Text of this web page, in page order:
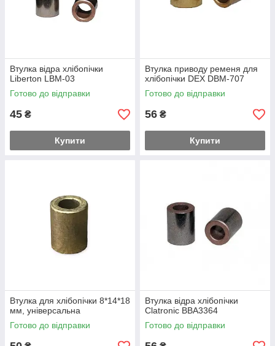
Втулка відра хлібопічки
Liberton LBM-03
Готово до відправки
45 ₴
Купити
Втулка приводу ременя для
хлібопічки DEX DBM-707
Готово до відправки
56 ₴
Купити
Втулка для хлібопічки 8*14*18
мм, універсальна
Готово до відправки
Втулка відра хлібопічки
Clatronic BBA3364
Готово до відправки